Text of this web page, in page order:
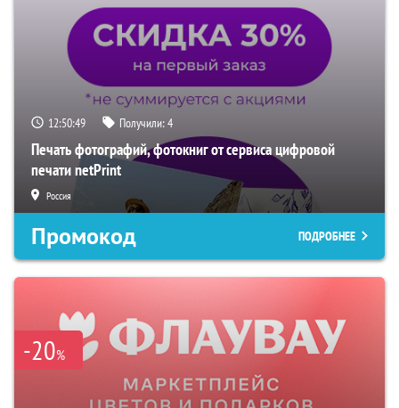
12:50:48 Получили:4
Печать фотографий, фотокниг от сервиса цифровой
печати netPrint
Россия
Промокод ПОДРОБНЕЕ
-20%